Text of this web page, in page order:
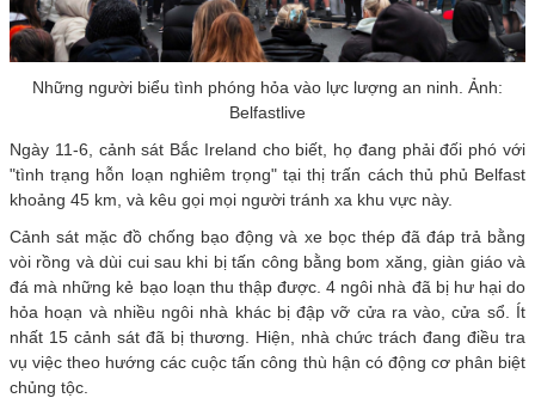
Những người biểu tình phóng hỏa vào lực lượng an ninh. Ảnh:
Belfastlive
Ngày 11-6, cảnh sát Bắc Ireland cho biết, họ đang phải đối phó với
"tình trạng hỗn loạn nghiêm trọng" tại thị trấn cách thủ phủ Belfast
khoảng 45 km, và kêu gọi mọi người tránh xa khu vực này.
Cảnh sát mặc đồ chống bạo động và xe bọc thép đã đáp trả bằng
vòi rồng và dùi cui sau khi bị tấn công bằng bom xăng, giàn giáo và
đá mà những kẻ bạo loạn thu thập được. 4 ngôi nhà đã bị hư hại do
hỏa hoạn và nhiều ngôi nhà khác bị đập vỡ cửa ra vào, cửa sổ. Ít
nhất 15 cảnh sát đã bị thương. Hiện, nhà chức trách đang điều tra
vụ việc theo hướng các cuộc tấn công thù hận có động cơ phân biệt
chủng tộc.